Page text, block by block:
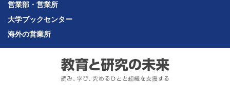
営業部・営業所
大学ブックセンター
海外の営業所